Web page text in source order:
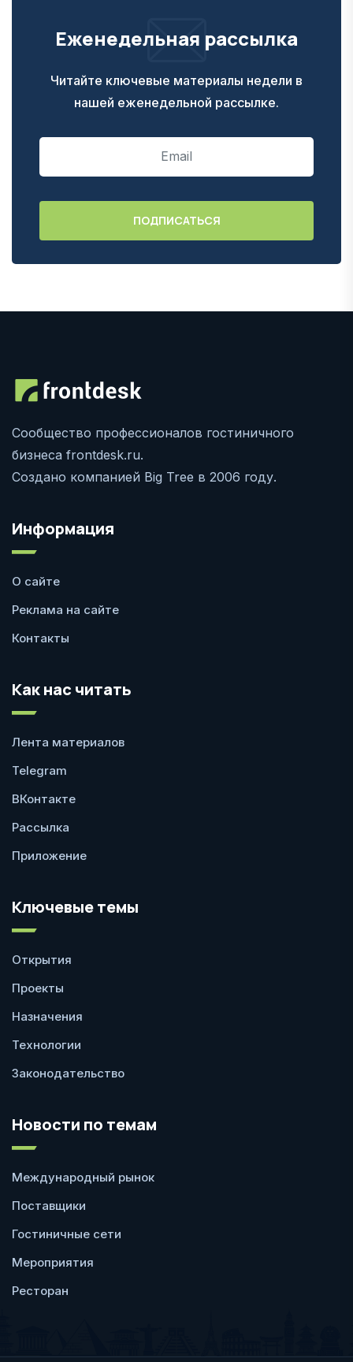
Еженедельная рассылка
Читайте ключевые материалы недели в
нашей еженедельной рассылке.
Сообщество профессионалов гостиничного
бизнеса frontdesk.ru.
Создано компанией Big Tree в 2006 году.
Информация
О сайте
Реклама на сайте
Контакты
Как нас читать
Лента материалов
Telegram
ВКонтакте
Рассылка
Приложение
Ключевые темы
Открытия
Проекты
Назначения
Технологии
Законодательство
Новости по темам
Международный рынок
Поставщики
Гостиничные сети
Мероприятия
Ресторан